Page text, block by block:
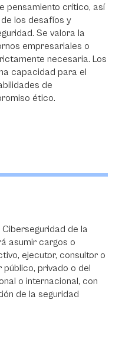
pensamiento crítico, así
los desafíos y
Se valora la
empresariales o
necesaria. Los
capacidad para el
de
ético.
de la
asumir cargos o
ejecutor, consultor o
privado o del
o internacional, con
de la seguridad